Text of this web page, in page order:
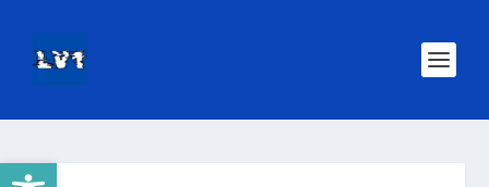
Ouvrir la barre d’outils